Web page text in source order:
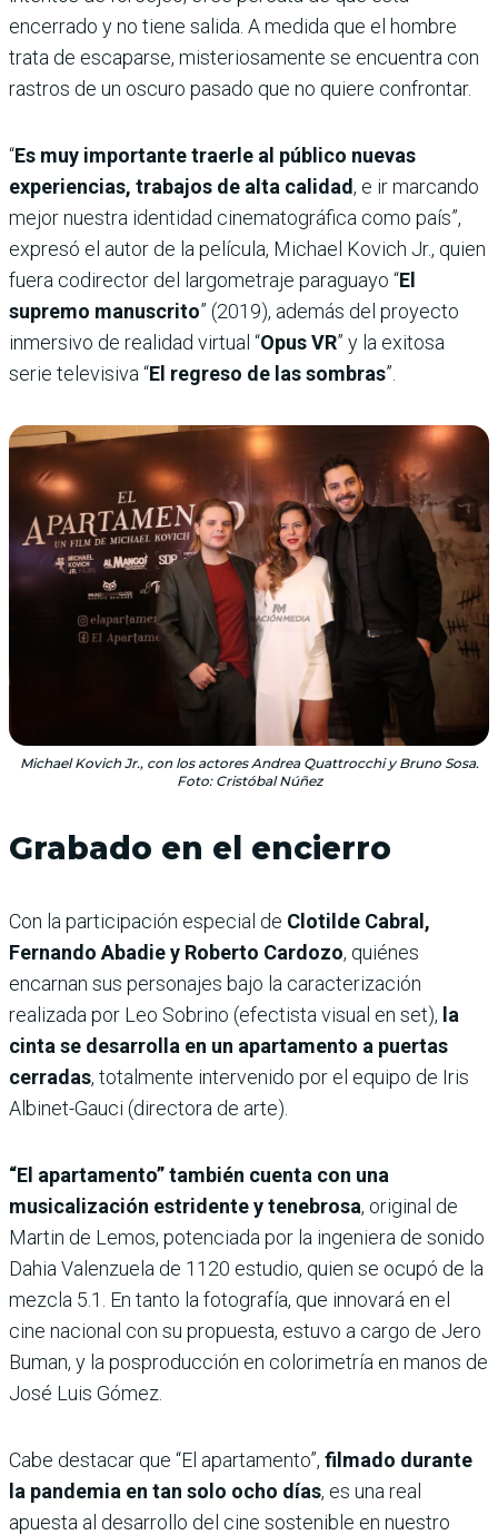
encerrado y no tiene salida. A medida que el hombre
trata de escaparse, misteriosamente se encuentra con
rastros de un oscuro pasado que no quiere confrontar.
“Es muy importante traerle al público nuevas
experiencias, trabajos de alta calidad, e ir marcando
mejor nuestra identidad cinematográfica como país”,
expresó el autor de la película, Michael Kovich Jr., quien
fuera codirector del largometraje paraguayo “El
supremo manuscrito” (2019), además del proyecto
inmersivo de realidad virtual “Opus VR” y la exitosa
serie televisiva “El regreso de las sombras”.
Michael Kovich Jr., con los actores Andrea Quattrocchi y Bruno Sosa.
Foto: Cristóbal Núñez
Grabado en el encierro
Con la participación especial de Clotilde Cabral,
Fernando Abadie y Roberto Cardozo, quiénes
encarnan sus personajes bajo la caracterización
realizada por Leo Sobrino (efectista visual en set), la
cinta se desarrolla en un apartamento a puertas
cerradas, totalmente intervenido por el equipo de Iris
Albinet-Gauci (directora de arte).
“El apartamento” también cuenta con una
musicalización estridente y tenebrosa, original de
Martin de Lemos, potenciada por la ingeniera de sonido
Dahia Valenzuela de 1120 estudio, quien se ocupó de la
mezcla 5.1. En tanto la fotografía, que innovará en el
cine nacional con su propuesta, estuvo a cargo de Jero
Buman, y la posproducción en colorimetría en manos de
José Luis Gómez.
Cabe destacar que “El apartamento”, filmado durante
la pandemia en tan solo ocho días, es una real
apuesta al desarrollo del cine sostenible en nuestro